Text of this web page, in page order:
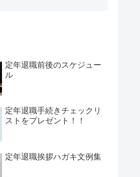
定年退職前後のスケジュー
ル
定年退職手続きチェックリ
ストをプレゼント！！
定年退職挨拶ハガキ文例集